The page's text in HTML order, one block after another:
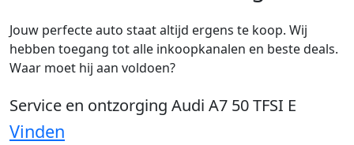
Jouw perfecte auto staat altijd ergens te koop. Wij
hebben toegang tot alle inkoopkanalen en beste deals.
Waar moet hij aan voldoen?
Service en ontzorging Audi A7 50 TFSI E
Vinden